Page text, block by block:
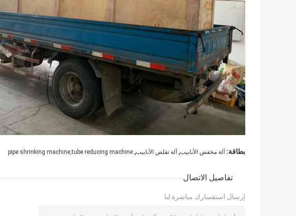
بطاقة: آلة مخفض الأنابيب, آلة تقلص الأنابيب,
pipe shrinking machine,tube reducing machine
تفاصيل الاتصال
إرسال استفسارك مباشرة لنا